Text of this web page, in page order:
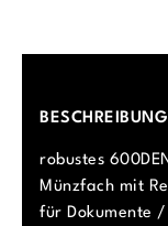
BESCHREIBUNG
robustes
Münzfach mit
für Dokumente